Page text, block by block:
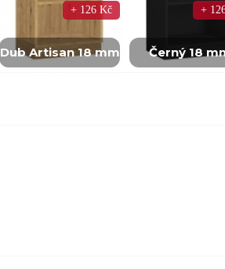
Dub Artisan 18 mm
+ 126 Kč
Černý 18
+